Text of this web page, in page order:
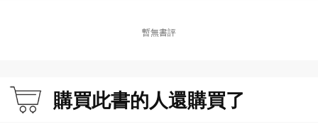
暫無書評
購買此書的人還購買了